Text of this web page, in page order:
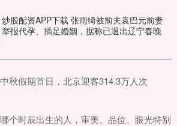
炒股配资APP下载 张雨绮被前夫袁巴元前妻
举报代孕、插足婚姻，据称已退出辽宁春晚
秋假期首日，北京迎客314.3万人次
个时辰出生的人，审美、品位、眼光特别